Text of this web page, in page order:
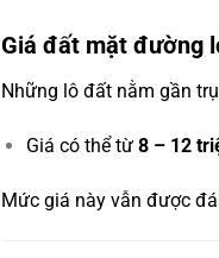
Giá đất mặt đường
Những lô đất nằm gần
Giá có thể từ 8 – 12
Mức giá này vẫn được